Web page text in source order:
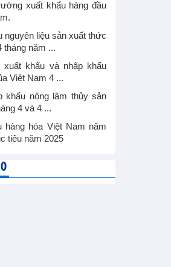
xuất khẩu hàng đầu
nguyên liệu sản xuất thức
tháng năm ...
xuất khẩu và nhập khẩu
Việt Nam 4 ...
khẩu nông lâm thủy sản
4 và 4 ...
hàng hóa Việt Nam năm
tiêu năm 2025